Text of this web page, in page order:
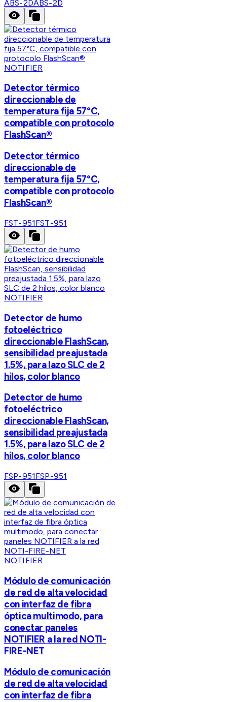
ABS-2DABS-2D
NOTIFIER
Detector térmico
direccionable de
temperatura fija 57°C,
compatible con protocolo
FlashScan®
Detector térmico
direccionable de
temperatura fija 57°C,
compatible con protocolo
FlashScan®
FST-951FST-951
NOTIFIER
Detector de humo
fotoeléctrico
direccionable FlashScan,
sensibilidad preajustada
1.5%, para lazo SLC de 2
hilos, color blanco
Detector de humo
fotoeléctrico
direccionable FlashScan,
sensibilidad preajustada
1.5%, para lazo SLC de 2
hilos, color blanco
FSP-951FSP-951
NOTIFIER
Módulo de comunicación
de red de alta velocidad
con interfaz de fibra
óptica multimodo, para
conectar paneles
NOTIFIER a la red NOTI-
FIRE-NET
Módulo de comunicación
de red de alta velocidad
con interfaz de fibra